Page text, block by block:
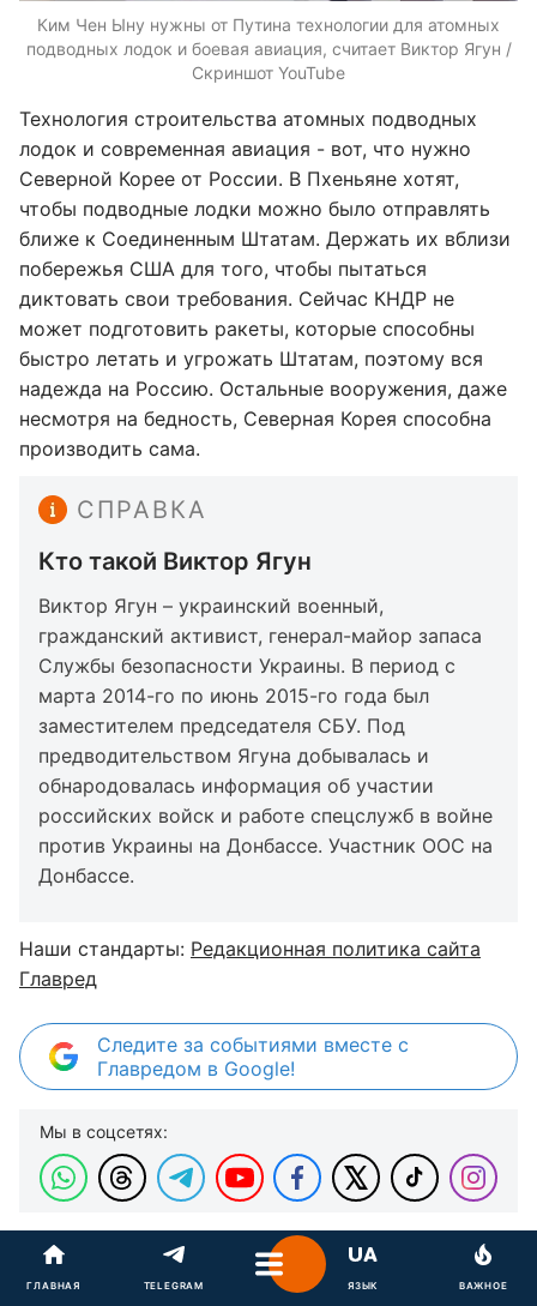
Ким Чен Ыну нужны от Путина технологии для атомных
подводных лодок и боевая авиация, считает Виктор Ягун /
Скриншот YouTube
Технология строительства атомных подводных
лодок и современная авиация - вот, что нужно
Северной Корее от России. В Пхеньяне хотят,
чтобы подводные лодки можно было отправлять
ближе к Соединенным Штатам. Держать их вблизи
побережья США для того, чтобы пытаться
диктовать свои требования. Сейчас КНДР не
может подготовить ракеты, которые способны
быстро летать и угрожать Штатам, поэтому вся
надежда на Россию. Остальные вооружения, даже
несмотря на бедность, Северная Корея способна
производить сама.
СПРАВКА
Кто такой Виктор Ягун
Виктор Ягун – украинский военный,
гражданский активист, генерал-майор запаса
Службы безопасности Украины. В период с
марта 2014-го по июнь 2015-го года был
заместителем председателя СБУ. Под
предводительством Ягуна добывалась и
обнародовалась информация об участии
российских войск и работе спецслужб в войне
против Украины на Донбассе. Участник ООС на
Донбассе.
Наши стандарты: Редакционная политика сайта
Главред
Следите за событиями вместе с
Главредом в Google!
Мы в соцсетях:
Владимир Путин Виктор Ягун
ГЛАВНАЯ TELEGRAM ЯЗЫК ВАЖНОЕ